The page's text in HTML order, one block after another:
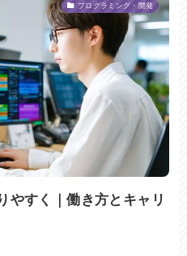
プログラミング・開発
やすく｜働き方とキャリ